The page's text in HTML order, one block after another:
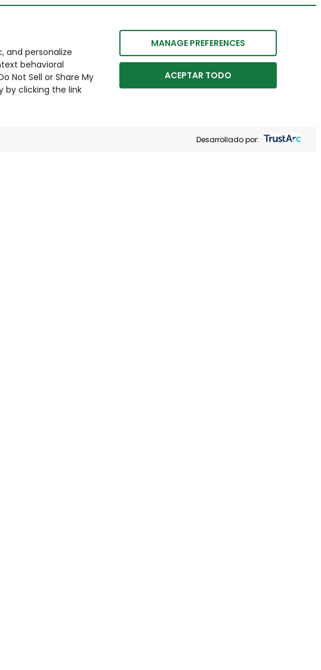
and personalize
behavioral
Not Sell or Share My
by clicking the link
MANAGE PREFERENCES
ACEPTAR TODO
Desarrollado por: